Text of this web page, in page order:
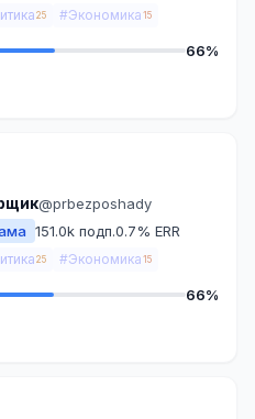
25 #Экономика 15
66%
@prbezposhady
151.0k подп.0.7% ERR
25 #Экономика 15
66%